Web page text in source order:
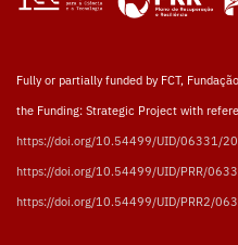
Fully or partially funded by FCT,
the Funding: Strategic Project with
https://doi.org/10.54499/UID/06331/
https://doi.org/10.54499/UID/PRR/
https://doi.org/10.54499/UID/PRR2/